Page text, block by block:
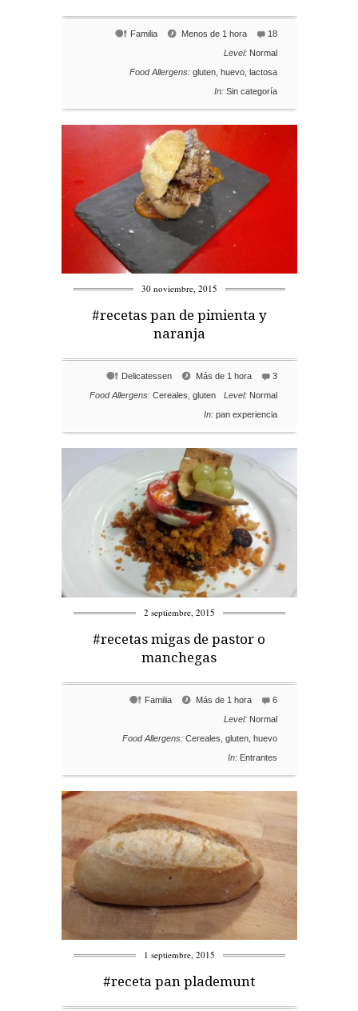
18
Menos de 1 hora
Familia
Level: Normal
Food Allergens: gluten, huevo, lactosa
In: Sin categoría
30 noviembre, 2015
#recetas pan de pimienta y
naranja
3
Más de 1 hora
Delicatessen
Level: Normal
Food Allergens: Cereales gluten
In: pan experiencia
2 septiembre, 2015
#recetas migas de pastor o
manchegas
6
Más de 1 hora
Familia
Level: Normal
Food Allergens: Cereales gluten, huevo
In: Entrantes
1 septiembre, 2015
#receta pan plademunt